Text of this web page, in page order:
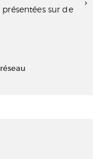
sur de